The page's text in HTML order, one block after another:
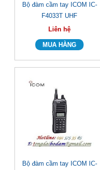
Bộ đàm cầm tay ICOM IC-
F4033T UHF
Liên hệ
Bộ đàm cầm tay ICOM IC-